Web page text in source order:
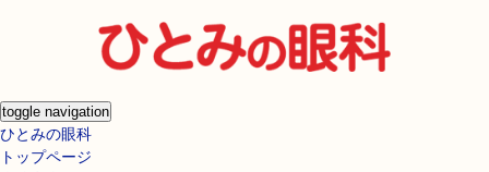
toggle navigation
ひとみの眼科
トップページ